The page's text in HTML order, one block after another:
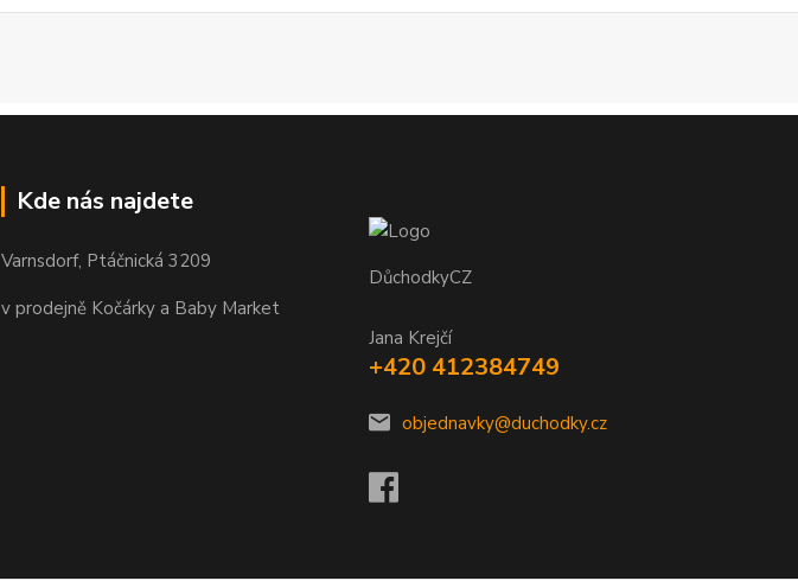
Kde nás najdete
Varnsdorf, Ptáčnická 3209
v prodejně Kočárky a Baby Market
DůchodkyCZ
Jana Krejčí
+420 412384749
objednavky@duchodky.cz